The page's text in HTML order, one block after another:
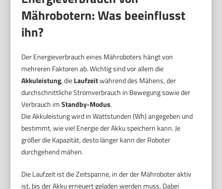
Mährobotern: Was beeinflusst
ihn?
Der Energieverbrauch eines Mähroboters hängt von
mehreren Faktoren ab. Wichtig sind vor allem die
Akkuleistung, dieLaufzeitwährend des Mähens, der
durchschnittliche Stromverbrauch in Bewegung sowie der
Verbrauch imStandby-Modus.
Die Akkuleistung wird in Wattstunden (Wh) angegeben und
bestimmt, wie viel Energie der Akku speichern kann. Je
größer die Kapazität, desto länger kann der Roboter
durchgehend mähen.
Die Laufzeit ist die Zeitspanne, in der der Mähroboter aktiv
ist, bis der Akku erneuert geladen werden muss. Dabei